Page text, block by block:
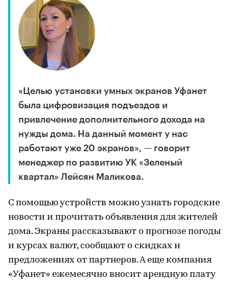
«Целью установки умных экранов Уфанет
была цифровизация подъездов и
привлечение дополнительного дохода на
нужды дома. На данный момент у нас
работают уже 20 экранов», — говорит
менеджер по развитию УК «Зеленый
квартал» Лейсян Маликова.
С помощью устройств можно узнать городские
новости и прочитать объявления для жителей
дома. Экраны рассказывают о прогнозе погоды
и курсах валют, сообщают о скидках и
предложениях от партнеров. А еще компания
«Уфанет» ежемесячно вносит арендную плату